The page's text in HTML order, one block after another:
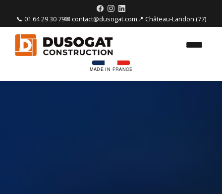
📞 01 64 29 30 79✉ contact@dusogat.com📍 Château-Landon (77)